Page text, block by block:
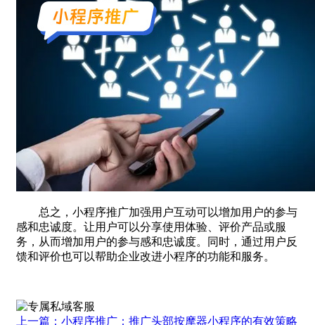
总之，小程序推广加强用户互动可以增加用户的参与
感和忠诚度。让用户可以分享使用体验、评价产品或服
务，从而增加用户的参与感和忠诚度。同时，通过用户反
馈和评价也可以帮助企业改进小程序的功能和服务。
上一篇：小程序推广：推广头部按摩器小程序的有效策略